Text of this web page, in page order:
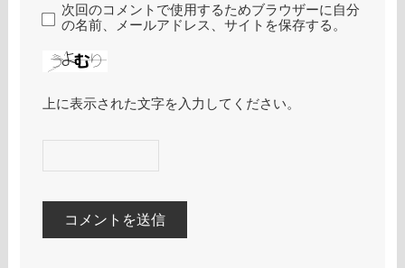
次回のコメントで使用するためブラウザーに自分
の名前、メールアドレス、サイトを保存する。
上に表示された文字を入力してください。